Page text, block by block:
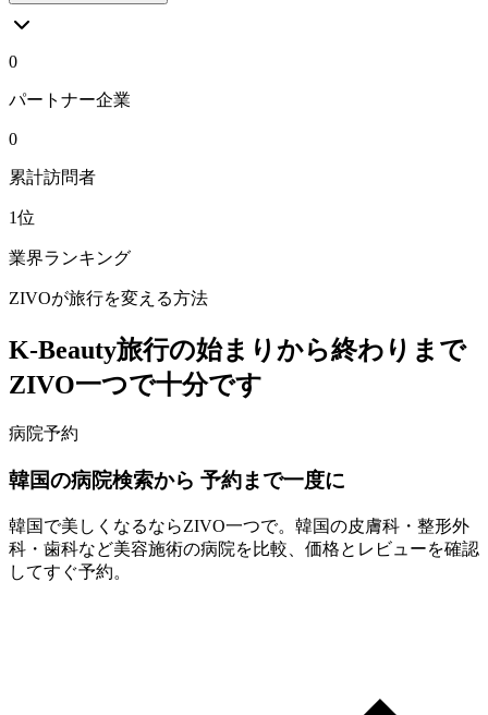
0
パートナー企業
0
累計訪問者
1位
業界ランキング
ZIVOが旅行を変える方法
K-Beauty旅行の始まりから終わりまで
ZIVO一つで十分です
病院予約
韓国の病院検索から 予約まで一度に
韓国で美しくなるならZIVO一つで。韓国の皮膚科・整形外
科・歯科など美容施術の病院を比較、価格とレビューを確認
してすぐ予約。